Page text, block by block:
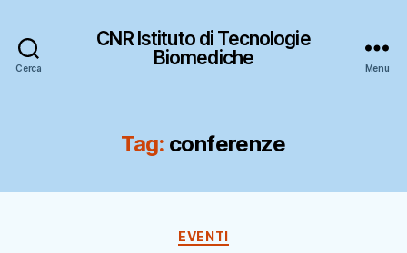
Cerca
CNR Istituto di Tecnologie
Biomediche
Menu
Tag: conferenze
Categorie
EVENTI